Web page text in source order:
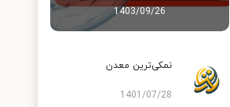
1403/09/26
نمکی‌ترین معدن
1401/07/28